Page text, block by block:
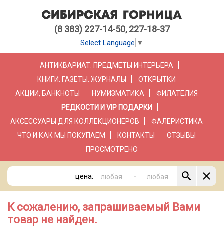
(8 383) 227-14-50, 227-18-37
Select Language ▼
АНТИКВАРИАТ. ПРЕДМЕТЫ ИНТЕРЬЕРА
КНИГИ. ГАЗЕТЫ. ЖУРНАЛЫ
ОТКРЫТКИ
АКЦИИ, БАНКНОТЫ
НУМИЗМАТИКА
ФИЛАТЕЛИЯ
РЕДКОСТИ И VIP ПОДАРКИ
АКСЕССУАРЫ ДЛЯ КОЛЛЕКЦИОНЕРОВ
ФАЛЕРИСТИКА
ЧТО И КАК МЫ ПОКУПАЕМ
КОНТАКТЫ
ОТЗЫВЫ
ПРОСМОТРЕНО
цена: -
К сожалению, запрашиваемый Вами
товар не найден.